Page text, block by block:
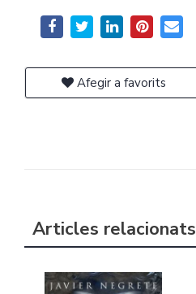
Afegir a favorits
Articles relacionats